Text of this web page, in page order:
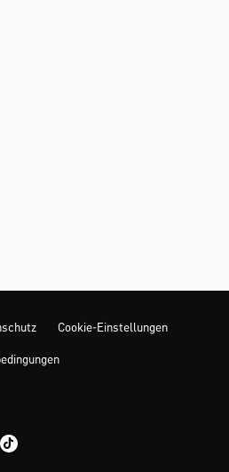
Cookie-Einstellungen